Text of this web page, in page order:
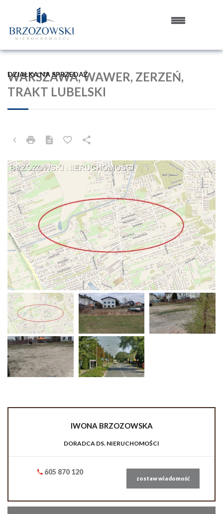
WARSZAWA, WAWER, ZERZEŃ,
TRAKT LUBELSKI
DZIAŁKA NA SPRZEDAŻ
IWONA BRZOZOWSKA
DORADCA DS. NIERUCHOMOŚCI
605 870 120
zostaw wiadomość